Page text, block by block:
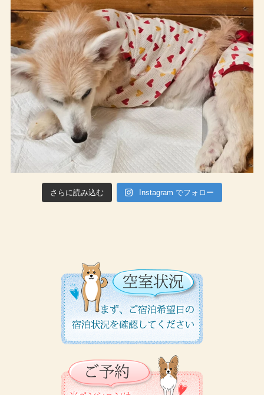
さらに読み込む Instagram でフォロー